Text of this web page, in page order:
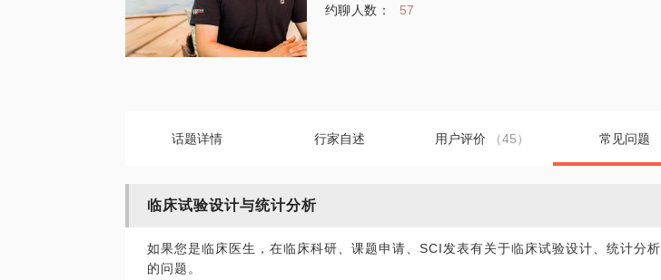
约聊人数：
57
话题详情 行家自述 用户评价 （45） 常见问题
临床试验设计与统计分析
如果您是临床医生，在临床科研、课题申请、SCI发表有关于临床试验设计、统计分析
的问题。